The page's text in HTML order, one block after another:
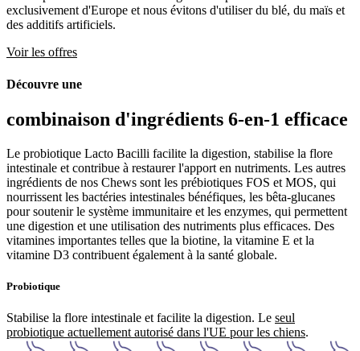
exclusivement d'Europe et nous évitons d'utiliser du blé, du maïs et
des additifs artificiels.
Voir les offres
Découvre une
combinaison d'ingrédients 6-en-1 efficace
Le probiotique Lacto Bacilli facilite la digestion, stabilise la flore
intestinale et contribue à restaurer l'apport en nutriments. Les autres
ingrédients de nos Chews sont les prébiotiques FOS et MOS, qui
nourrissent les bactéries intestinales bénéfiques, les bêta-glucanes
pour soutenir le système immunitaire et les enzymes, qui permettent
une digestion et une utilisation des nutriments plus efficaces. Des
vitamines importantes telles que la biotine, la vitamine E et la
vitamine D3 contribuent également à la santé globale.
Probiotique
Stabilise la flore intestinale et facilite la digestion. Le seul
probiotique actuellement autorisé dans l'UE pour les chiens.